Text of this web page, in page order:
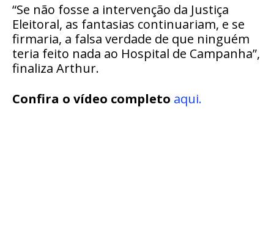
“Se não fosse a intervenção da Justiça
Eleitoral, as fantasias continuariam, e se
firmaria, a falsa verdade de que ninguém
teria feito nada ao Hospital de Campanha”,
finaliza Arthur.
Confira o vídeo completo aqui.